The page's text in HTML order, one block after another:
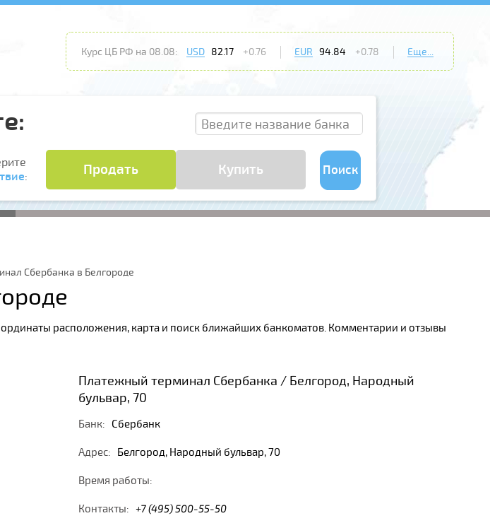
Курс ЦБ РФ на 08.08: USD 82.17 +0.76 EUR 94.84 +0.78 Еще...
: Продать Купить Поиск
Сбербанка в Белгороде
расположения, карта и поиск ближайших банкоматов. Комментарии и отзывы
Платежный терминал Сбербанка / Белгород, Народный
бульвар, 70
Банк: Сбербанк
Адрес: Белгород, Народный бульвар, 70
Время работы:
Контакты: +7 (495) 500-55-50